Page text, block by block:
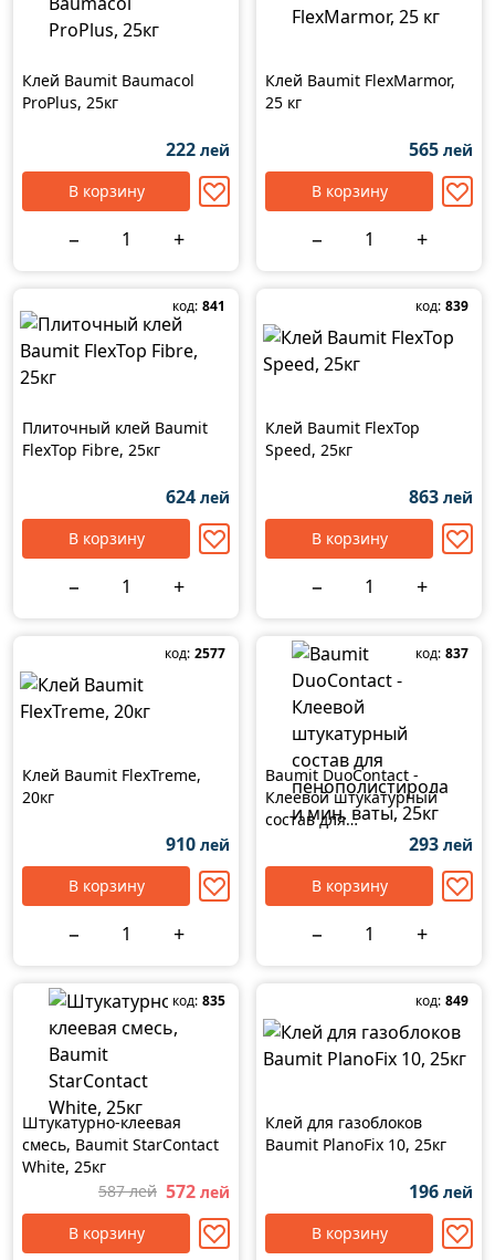
Клей Baumit Baumacol
ProPlus, 25кг
222 лей
В корзину
− +
Клей Baumit FlexMarmor,
25 кг
565 лей
В корзину
− +
код: 841
Плиточный клей Baumit
FlexTop Fibre, 25кг
624 лей
В корзину
− +
код: 839
Клей Baumit FlexTop
Speed, ​​25кг
863 лей
В корзину
− +
код: 2577
Клей Baumit FlexTreme,
20кг
910 лей
В корзину
− +
код: 837
Baumit DuoContact -
Клеевой штукатурный
состав для
пенополистирола и мин.
ваты, 25кг
293 лей
В корзину
− +
код: 835
Штукатурно-клеевая
смесь, Baumit StarContact
White, 25кг
587 лей 572 лей
В корзину
код: 849
Клей для газоблоков
Baumit PlanoFix 10, 25кг
196 лей
В корзину